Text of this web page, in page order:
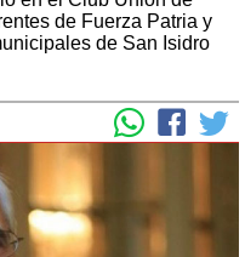
de Fuerza Patria y
de San Isidro